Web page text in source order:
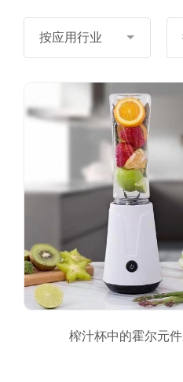
按应用行业
榨汁杯中的霍尔元件